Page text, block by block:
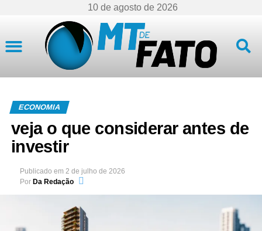
10 de agosto de 2026
ECONOMIA
veja o que considerar antes de
investir
Publicado em 2 de julho de 2026
Por Da Redação